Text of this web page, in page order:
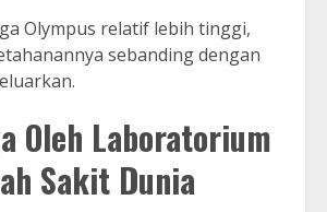
Olympus relatif lebih tinggi,
sebanding dengan
Oleh Laboratorium
Sakit Dunia